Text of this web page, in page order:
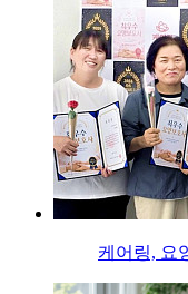
케어링, 요